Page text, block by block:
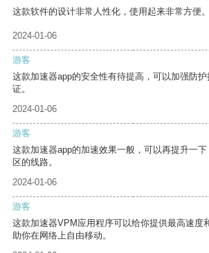
这款软件的设计非常人性化，使用起来非常方便。
2024-01-06
游客
这款加速器app的安全性有待提高，可以加强防
证。
2024-01-06
游客
这款加速器app的加速效果一般，可以再提升一
区的线路。
2024-01-06
游客
这款加速器VPM应用程序可以给你提供最高速度
助你在网络上自由移动。